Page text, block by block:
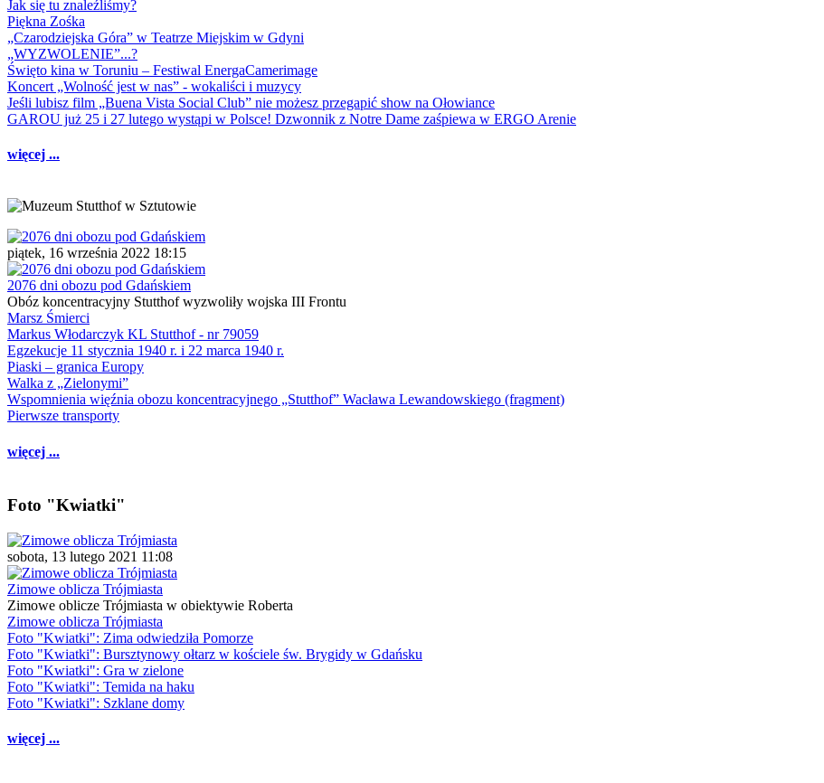
Jak się tu znaleźliśmy?
Piękna Zośka
„Czarodziejska Góra” w Teatrze Miejskim w Gdyni
„WYZWOLENIE”...?
Święto kina w Toruniu – Festiwal EnergaCamerimage
Koncert „Wolność jest w nas” - wokaliści i muzycy
Jeśli lubisz film „Buena Vista Social Club” nie możesz przegapić show na Ołowiance
GAROU już 25 i 27 lutego wystąpi w Polsce! Dzwonnik z Notre Dame zaśpiewa w ERGO Arenie
więcej ...
piątek, 16 września 2022 18:15
2076 dni obozu pod Gdańskiem
Obóz koncentracyjny Stutthof wyzwoliły wojska III Frontu
Marsz Śmierci
Markus Włodarczyk KL Stutthof - nr 79059
Egzekucje 11 stycznia 1940 r. i 22 marca 1940 r.
Piaski – granica Europy
Walka z „Zielonymi”
Wspomnienia więźnia obozu koncentracyjnego „Stutthof” Wacława Lewandowskiego (fragment)
Pierwsze transporty
więcej ...
Foto "Kwiatki"
sobota, 13 lutego 2021 11:08
Zimowe oblicza Trójmiasta
Zimowe oblicze Trójmiasta w obiektywie Roberta
Zimowe oblicza Trójmiasta
Foto "Kwiatki": Zima odwiedziła Pomorze
Foto "Kwiatki": Bursztynowy ołtarz w kościele św. Brygidy w Gdańsku
Foto "Kwiatki": Gra w zielone
Foto "Kwiatki": Temida na haku
Foto "Kwiatki": Szklane domy
więcej ...